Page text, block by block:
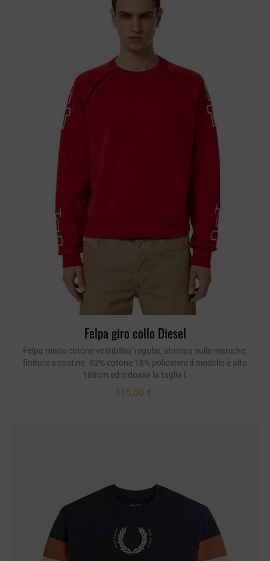
Felpa giro collo Diesel
Felpa misto cotone vestibilita' regular, stampa sulle maniche,
finiture a costine. 82% cotone 18% poliestere il modello è alto
188cm ed indossa la taglia l.
115,00 €